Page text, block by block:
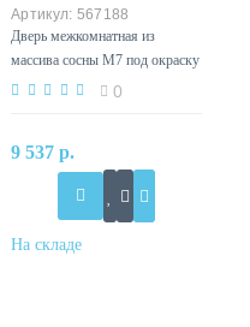
567188
Дверь межкомнатная из
массива сосны М7 под окраску
со стеклом
0
9 537 р.